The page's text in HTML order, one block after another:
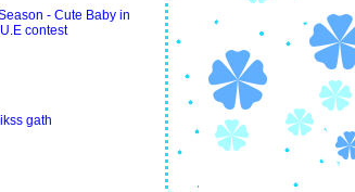
- Cute Baby in
contest
gath